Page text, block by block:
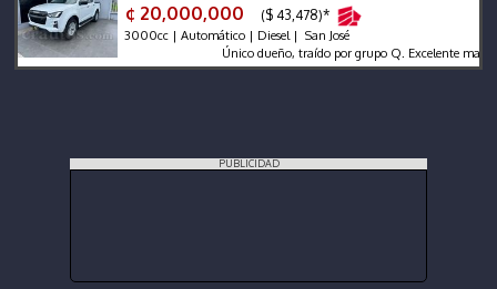
¢ 20,000,000
($ 43,478)*
3000cc | Automático | Diesel | San José
Único dueño, traído por grupo Q. Excelente
PUBLICIDAD